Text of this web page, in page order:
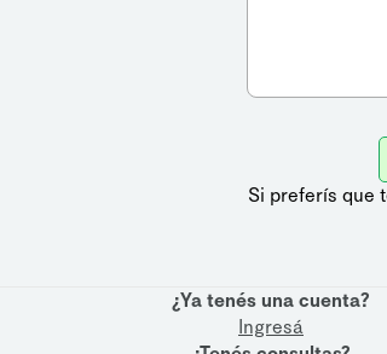
Si preferís que
¿Ya tenés una cuenta?
Ingresá